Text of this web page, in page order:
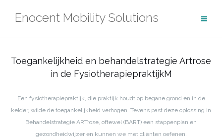
Enocent Mobility Solutions
Toegankelijkheid en behandelstrategie Artrose
in de FysiotherapiepraktijkM
Een fysiotherapiepraktijk, die praktijk houdt op begane grond en in de
kelder, wilde de toegankelijkheid verhogen. Tevens past deze oplossing in
Behandelstrategie ARTrose, oftewel (BART) een stappenplan en
gezondheidwijzer en kunnen we met cliënten oefenen.